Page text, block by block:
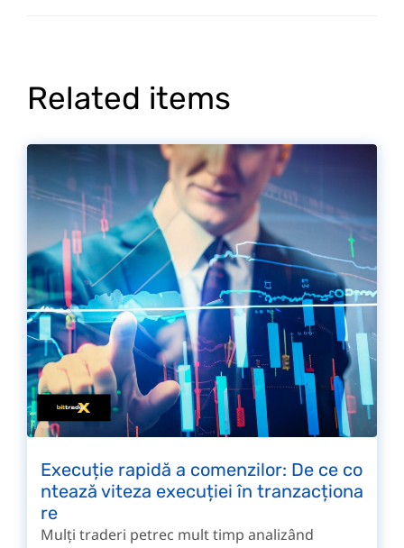
Related items
Execuție rapidă a comenzilor: De ce co
ntează viteza execuției în tranzacționa
re
Mulți traderi petrec mult timp analizând